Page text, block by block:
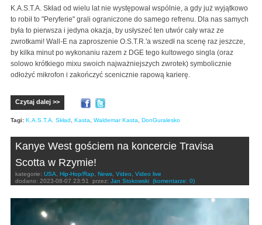
K.A.S.T.A. Skład od wielu lat nie występował wspólnie, a gdy już wyjątkowo
to robił to "Peryferie" grali ograniczone do samego refrenu. Dla nas samych
była to pierwsza i jedyna okazja, by usłyszeć ten utwór cały wraz ze
zwrotkami! Wall-E na zaproszenie O.S.T.R.'a wszedł na scenę raz jeszcze,
by kilka minut po wykonaniu razem z DGE tego kultowego singla (oraz
solowo krótkiego mixu swoich najważniejszych zwrotek) symbolicznie
odłożyć mikrofon i zakończyć scenicznie rapową karierę.
Czytaj dalej >>
Tagi: K.A.S.T.A. Skład Kasta Waldemar Kasta DonGuralesko
Kanye West gościem na koncercie Travisa
Scotta w Rzymie!
kategorie: USA Hip-Hop/Rap News Video
Video live
dodano: 2023-08-07 23:51 przez: Jan Stokowski (komentarze: 0)